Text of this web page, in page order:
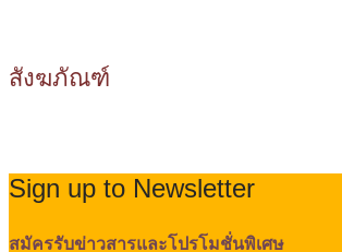
สังฆภัณฑ์
Sign up to Newsletter
สมัครรับข่าวสารและโปรโมชั่นพิเศษ